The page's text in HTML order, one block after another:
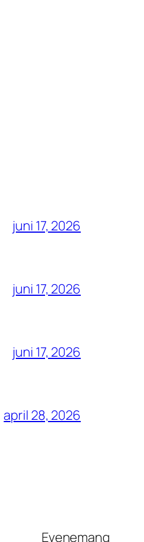
juni 17, 2026
juni 17, 2026
juni 17, 2026
april 28, 2026
Evenemang